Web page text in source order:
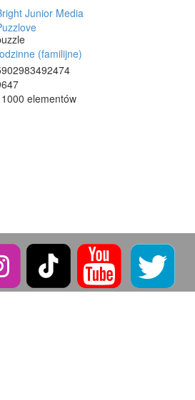
Junior Media
(familijne)
1000 elementów